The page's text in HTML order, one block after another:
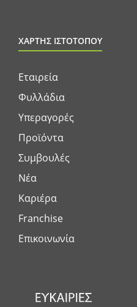
ΧΑΡΤΗΣ ΙΣΤΟΤΟΠΟΥ
Εταιρεία
Φυλλάδια
Υπεραγορές
Προϊόντα
Συμβουλές
Νέα
Καριέρα
Franchise
Επικοινωνία